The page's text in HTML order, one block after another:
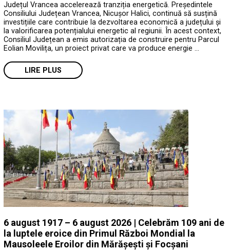
Județul Vrancea accelerează tranziția energetică. Președintele
Consiliului Județean Vrancea, Nicușor Halici, continuă să susțină
investițiile care contribuie la dezvoltarea economică a județului și
la valorificarea potențialului energetic al regiunii. În acest context,
Consiliul Județean a emis autorizația de construire pentru Parcul
Eolian Movilița, un proiect privat care va produce energie …
LIRE PLUS
6 august 1917 – 6 august 2026 | Celebrăm 109 ani de
la luptele eroice din Primul Război Mondial la
Mausoleele Eroilor din Mărășești și Focșani